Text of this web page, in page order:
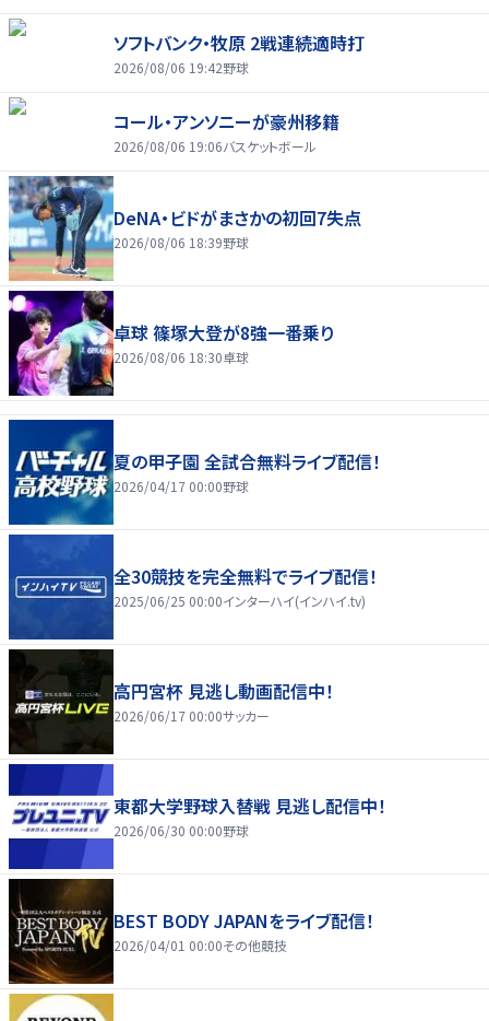
ソフトバンク・牧原 2戦連続適時打
2026/08/06 19:42野球
コール・アンソニーが豪州移籍
2026/08/06 19:06バスケットボール
DeNA・ビドがまさかの初回7失点
2026/08/06 18:39野球
卓球 篠塚大登が8強一番乗り
2026/08/06 18:30卓球
夏の甲子園 全試合無料ライブ配信！
2026/04/17 00:00野球
全30競技を完全無料でライブ配信！
2025/06/25 00:00インターハイ(インハイ.tv)
高円宮杯 見逃し動画配信中！
2026/06/17 00:00サッカー
東都大学野球入替戦 見逃し配信中！
2026/06/30 00:00野球
BEST BODY JAPANをライブ配信！
2026/04/01 00:00その他競技